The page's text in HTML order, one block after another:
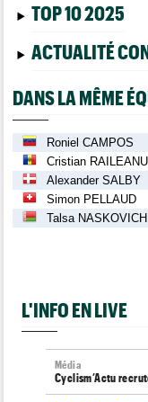
TOP 10 2025
ACTUALITÉ
DANS LA MÊME
Roniel CAMPOS
Cristian RAILEANU
Alexander SALBY
Simon PELLAUD
Talsa NASKOVICH
L'INFO EN LIVE
Média
Cyclism’Actu